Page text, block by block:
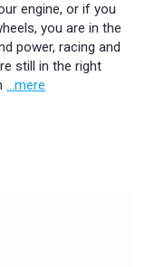
engine, or if you
you are in the
power, racing and
still in the right
...mere